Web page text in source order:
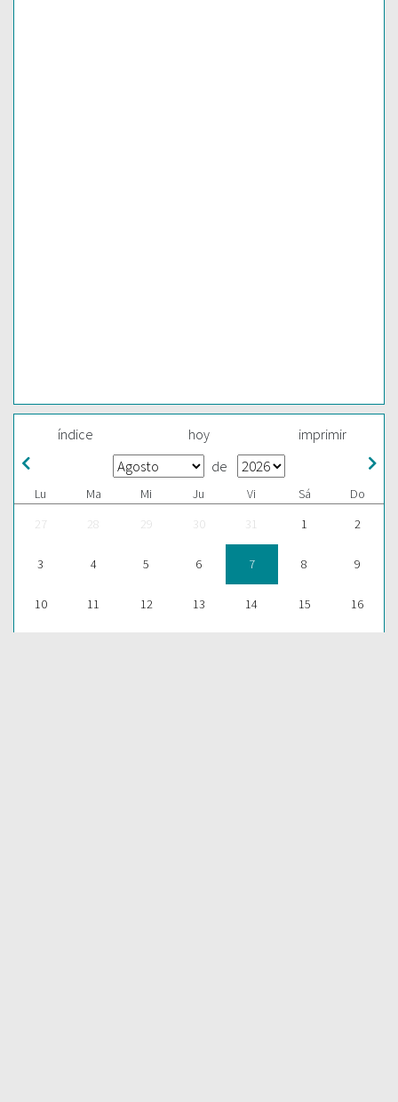
índice hoy imprimir
de
Lu Ma Mi Ju Vi Sá
Do
27
28 29 30 31 1 2
3 4 5 6 7 8 9
10 11 12 13 14 15 16